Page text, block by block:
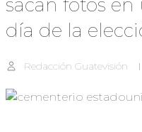
sacan fotos
día de la
Redacción Guatevisión